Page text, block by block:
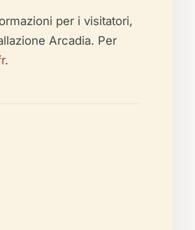
per i visitatori,
Arcadia. Per
.